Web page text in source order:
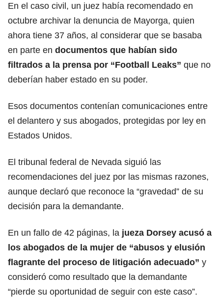
En el caso civil, un juez había recomendado en
octubre archivar la denuncia de Mayorga, quien
ahora tiene 37 años, al considerar que se basaba
en parte en documentos que habían sido
filtrados a la prensa por “Football Leaks” que no
deberían haber estado en su poder.
Esos documentos contenían comunicaciones entre
el delantero y sus abogados, protegidas por ley en
Estados Unidos.
El tribunal federal de Nevada siguió las
recomendaciones del juez por las mismas razones,
aunque declaró que reconoce la “gravedad” de su
decisión para la demandante.
En un fallo de 42 páginas, la jueza Dorsey acusó a
los abogados de la mujer de “abusos y elusión
flagrante del proceso de litigación adecuado” y
consideró como resultado que la demandante
“pierde su oportunidad de seguir con este caso”.